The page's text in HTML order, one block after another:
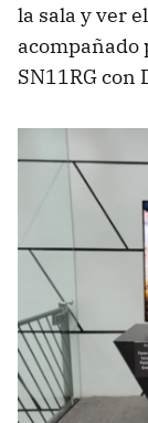
la sala y ver
acompañado
SN11RG con